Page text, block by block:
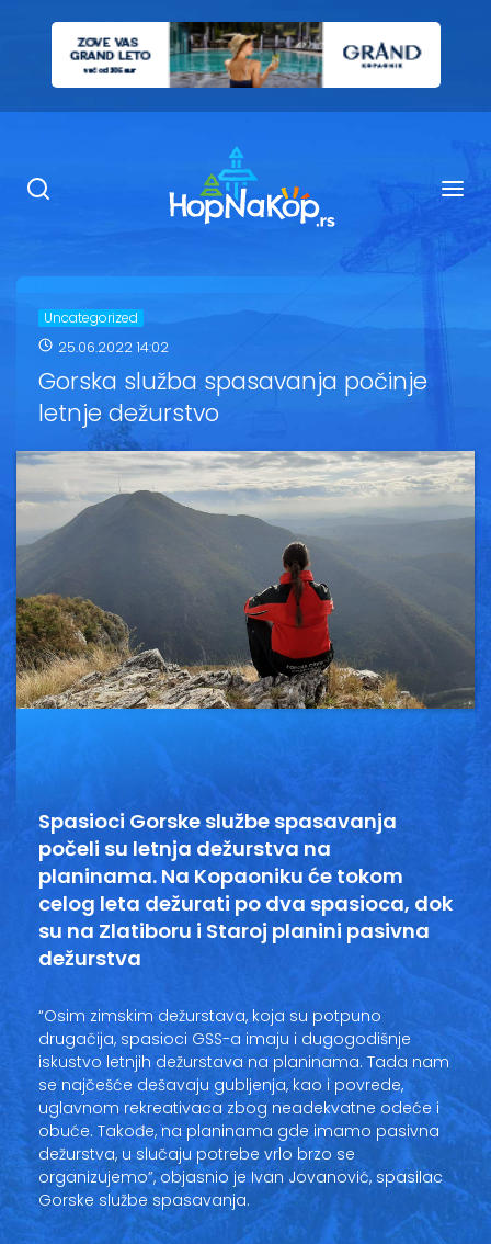
Ugostiteljstvo
Kop Info
Ski renta
Vesti
Oglasi
Galerija
Copyright© 2020
Uncategorized
25.06.2022 14:02
Gorska služba spasavanja počinje
letnje dežurstvo
Spasioci Gorske službe spasavanja
počeli su letnja dežurstva na
planinama. Na Kopaoniku će tokom
celog leta dežurati po dva spasioca, dok
su na Zlatiboru i Staroj planini pasivna
dežurstva
“Osim zimskim dežurstava, koja su potpuno
drugačija, spasioci GSS-a imaju i dugogodišnje
iskustvo letnjih dežurstava na planinama. Tada nam
se najčešće dešavaju gubljenja, kao i povrede,
uglavnom rekreativaca zbog neadekvatne odeće i
obuće. Takođe, na planinama gde imamo pasivna
dežurstva, u slučaju potrebe vrlo brzo se
organizujemo”, objasnio je Ivan Jovanović, spasilac
Gorske službe spasavanja.